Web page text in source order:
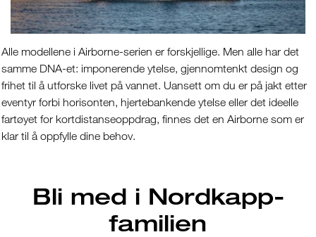
Alle modellene i Airborne-serien er forskjellige. Men alle har det
samme DNA-et: imponerende ytelse, gjennomtenkt design og
frihet til å utforske livet på vannet. Uansett om du er på jakt etter
eventyr forbi horisonten, hjertebankende ytelse eller det ideelle
fartøyet for kortdistanseoppdrag, finnes det en Airborne som er
klar til å oppfylle dine behov.
Bli med i Nordkapp-
familien